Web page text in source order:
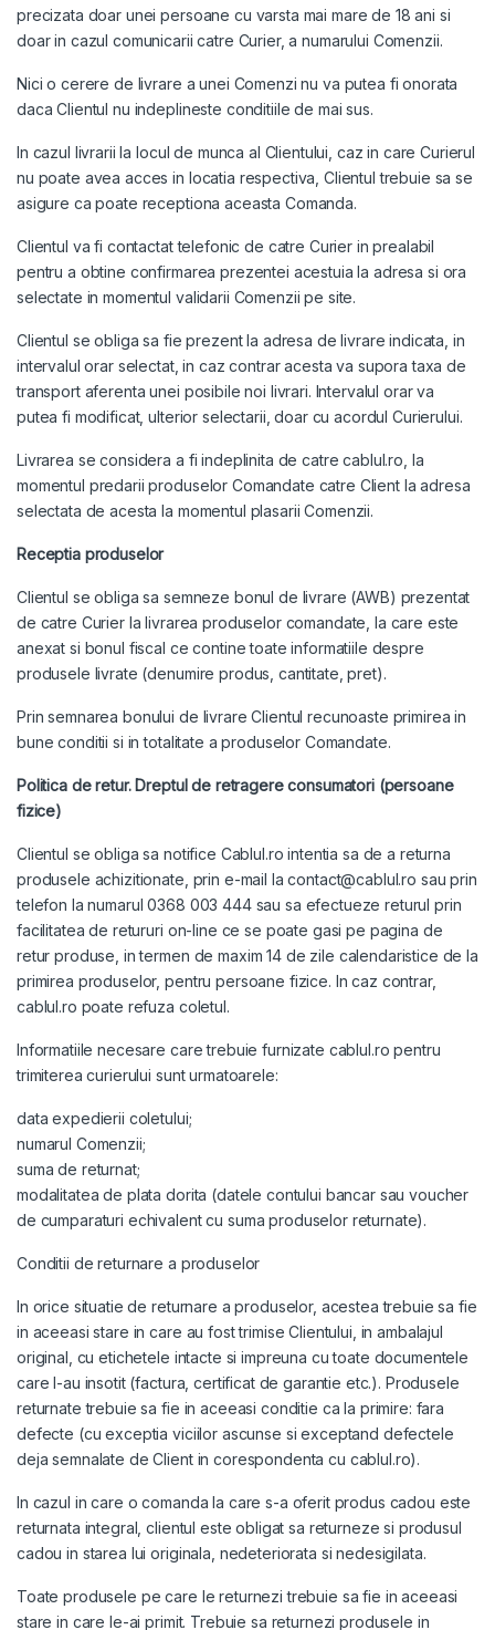
precizata doar unei persoane cu varsta mai mare de 18 ani si
doar in cazul comunicarii catre Curier, a numarului Comenzii.
Nici o cerere de livrare a unei Comenzi nu va putea fi onorata
daca Clientul nu indeplineste conditiile de mai sus.
In cazul livrarii la locul de munca al Clientului, caz in care Curierul
nu poate avea acces in locatia respectiva, Clientul trebuie sa se
asigure ca poate receptiona aceasta Comanda.
Clientul va fi contactat telefonic de catre Curier in prealabil
pentru a obtine confirmarea prezentei acestuia la adresa si ora
selectate in momentul validarii Comenzii pe site.
Clientul se obliga sa fie prezent la adresa de livrare indicata, in
intervalul orar selectat, in caz contrar acesta va supora taxa de
transport aferenta unei posibile noi livrari. Intervalul orar va
putea fi modificat, ulterior selectarii, doar cu acordul Curierului.
Livrarea se considera a fi indeplinita de catre cablul.ro, la
momentul predarii produselor Comandate catre Client la adresa
selectata de acesta la momentul plasarii Comenzii.
Receptia produselor
Clientul se obliga sa semneze bonul de livrare (AWB) prezentat
de catre Curier la livrarea produselor comandate, la care este
anexat si bonul fiscal ce contine toate informatiile despre
produsele livrate (denumire produs, cantitate, pret).
Prin semnarea bonului de livrare Clientul recunoaste primirea in
bune conditii si in totalitate a produselor Comandate.
Politica de retur. Dreptul de retragere consumatori (persoane
fizice)
Clientul se obliga sa notifice Cablul.ro intentia sa de a returna
produsele achizitionate, prin e-mail la contact@cablul.ro sau prin
telefon la numarul 0368 003 444 sau sa efectueze returul prin
facilitatea de retururi on-line ce se poate gasi pe pagina de
retur produse , in termen de maxim 14 de zile calendaristice de la
primirea produselor, pentru persoane fizice. In caz contrar,
cablul.ro poate refuza coletul.
Informatiile necesare care trebuie furnizate cablul.ro pentru
trimiterea curierului sunt urmatoarele:
data expedierii coletului;
numarul Comenzii;
suma de returnat;
modalitatea de plata dorita (datele contului bancar sau voucher
de cumparaturi echivalent cu suma produselor returnate).
Conditii de returnare a produselor
In orice situatie de returnare a produselor, acestea trebuie sa fie
in aceeasi stare in care au fost trimise Clientului, in ambalajul
original, cu etichetele intacte si impreuna cu toate documentele
care l-au insotit (factura, certificat de garantie etc.). Produsele
returnate trebuie sa fie in aceeasi conditie ca la primire: fara
defecte (cu exceptia viciilor ascunse si exceptand defectele
deja semnalate de Client in corespondenta cu cablul.ro).
In cazul in care o comanda la care s-a oferit produs cadou este
returnata integral, clientul este obligat sa returneze si produsul
cadou in starea lui originala, nedeteriorata si nedesigilata.
Toate produsele pe care le returnezi trebuie sa fie in aceeasi
stare in care le-ai primit. Trebuie sa returnezi produsele in